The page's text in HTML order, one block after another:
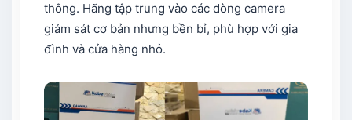
thông. Hãng tập trung vào các dòng camera
giám sát cơ bản nhưng bền bỉ, phù hợp với gia
đình và cửa hàng nhỏ.